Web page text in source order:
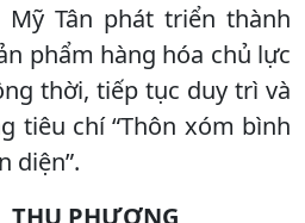
Tân phát triển thành
phẩm hàng hóa chủ lực
thời, tiếp tục duy trì và
tiêu chí “Thôn xóm bình
diện”.
PHƯƠNG